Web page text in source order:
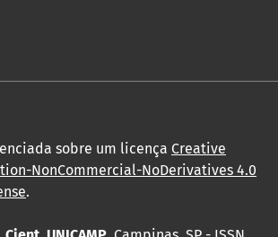
sobre um licença Creative
NonCommercial-NoDerivatives 4.0
.